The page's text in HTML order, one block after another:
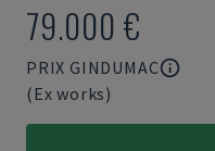
79.000 €
PRIX GINDUMAC
(Ex works)